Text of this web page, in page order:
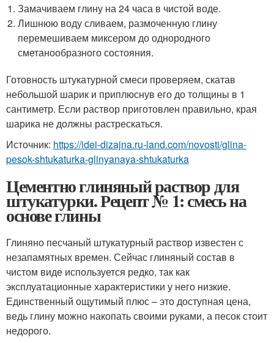
Замачиваем глину на 24 часа в чистой воде.
Лишнюю воду сливаем, размоченную глину
перемешиваем миксером до однородного
сметанообразного состояния.
Готовность штукатурной смеси проверяем, скатав
небольшой шарик и приплюснув его до толщины в 1
сантиметр. Если раствор приготовлен правильно, края
шарика не должны растрескаться.
Источник: https://idei-dizajna.ru-land.com/novosti/glina-
pesok-shtukaturka-glinyanaya-shtukaturka
Цементно глиняный раствор для
штукатурки. Рецепт № 1: смесь на
основе глины
Глиняно песчаный штукатурный раствор известен с
незапамятных времен. Сейчас глиняный состав в
чистом виде используется редко, так как
эксплуатационные характеристики у него низкие.
Единственный ощутимый плюс – это доступная цена,
ведь глину можно накопать своими руками, а песок стоит
недорого.